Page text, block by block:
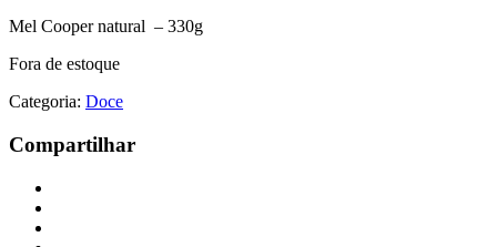
Mel Cooper natural – 330g
Fora de estoque
Categoria: Doce
Compartilhar